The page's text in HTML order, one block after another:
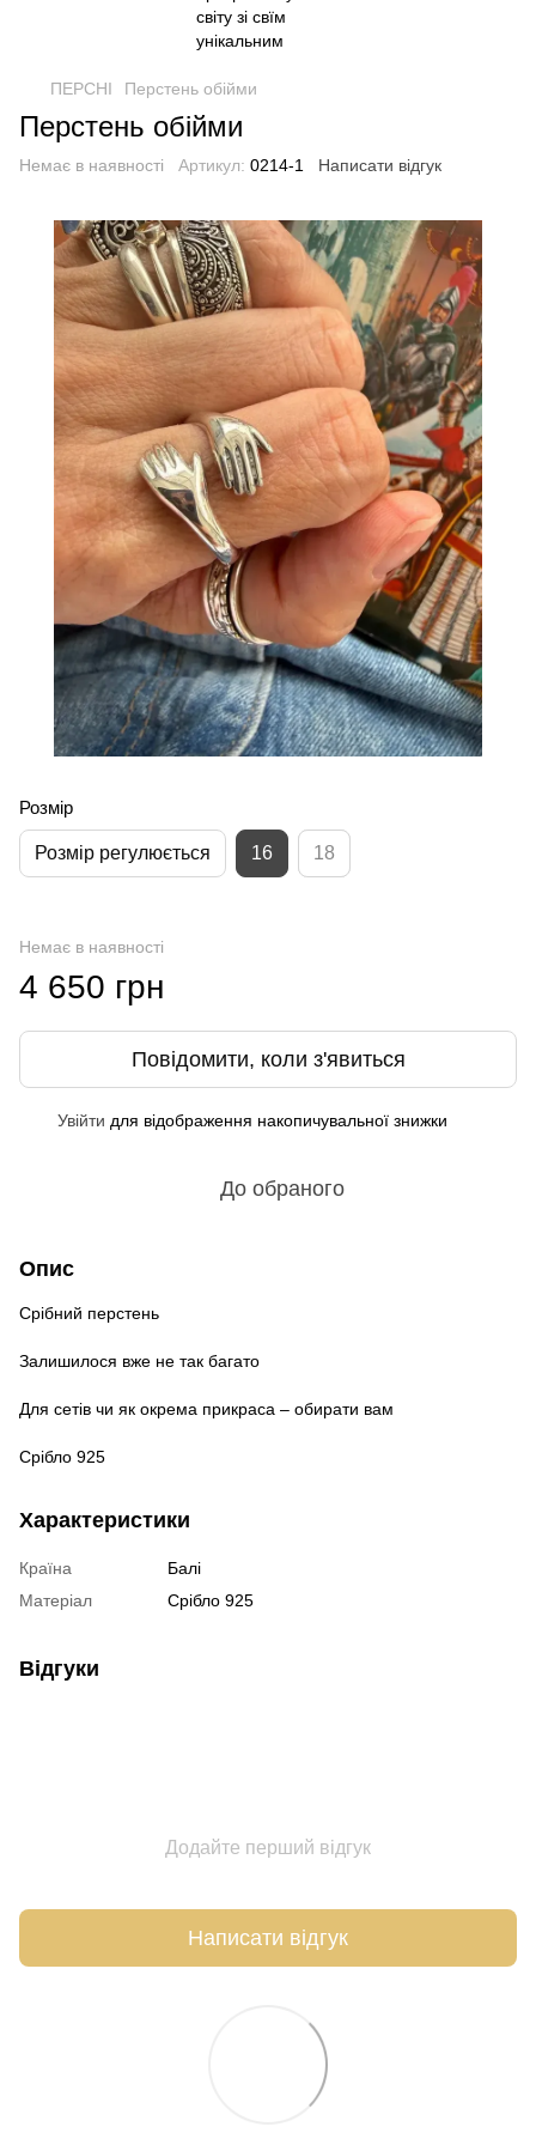
ПЕРСНІ Перстень обійми
Перстень обійми
Немає в наявності Артикул: 0214-1 Написати відгук
Розмір
Розмір регулюється 16 18
Немає в наявності
4 650 грн
Повідомити, коли з'явиться
Увійти для відображення накопичувальної знижки
До обраного
Опис
Срібний перстень
Залишилося вже не так багато
Для сетів чи як окрема прикраса – обирати вам
Срібло 925
Характеристики
Країна
Балі
Матеріал
Срібло 925
Відгуки
Додайте перший відгук
Написати відгук